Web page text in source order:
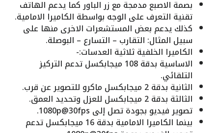
بصمة الاصبع مدمجة مع زر الباور كما يدعم الهاتف
تقنية التعرف على الوجه بواسطة الكاميرا الامامية.
كذلك يدعم بعض المستشعرات الاخرى منها على
سبيل المثال: التقارب – التسارع – البوصلة.
الكاميرا الخلفية ثلاثية العدسات:-
الاساسية بدقة 108 ميجابكسل تدعم التركيز
التلقائي.
الثانية بدقة 2 ميجابكسل ماكرو للتصوير عن قرب.
الثالثة بدقة 2 ميجابكسل للعزل وتحديد العمق.
تصوير فيديو بجودة تصل إلى 1080p@30fps.
بينما الكاميرا الامامية بدقة 16 ميجابكسل تدعم